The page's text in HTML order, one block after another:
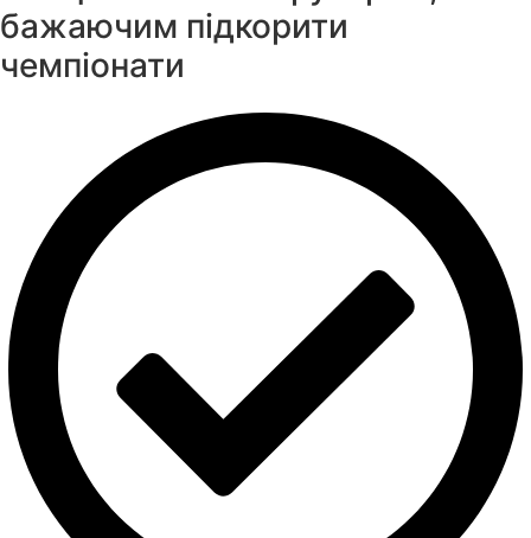
бажаючим підкорити
чемпіонати